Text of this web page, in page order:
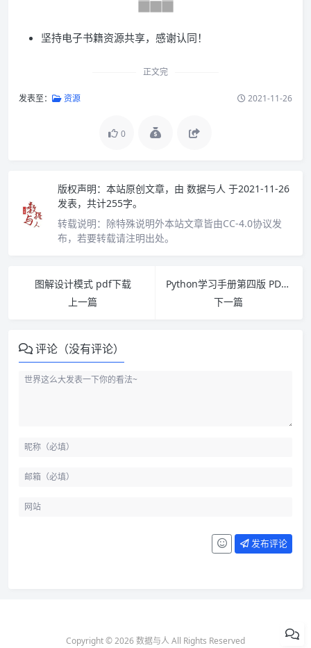
坚持电子书籍资源共享，感谢认同！
正文完
发表至： 资源 2021-11-26
0
版权声明： 本站原创文章，由 数据与人 于2021-11-26
发表，共计255字。
转载说明： 除特殊说明外本站文章皆由CC-4.0协议发
布，若要转载请注明出处。
图解设计模式 pdf下载
上一篇
Python学习手册第四版 PDF下载
下一篇
评论（没有评论）
发布评论
Copyright © 2026 数据与人 All Rights Reserved